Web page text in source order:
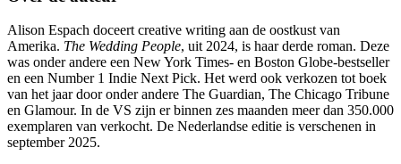
Alison Espach doceert creative writing aan de oostkust van
Amerika. The Wedding People, uit 2024, is haar derde roman. Deze
was onder andere een New York Times- en Boston Globe-bestseller
en een Number 1 Indie Next Pick. Het werd ook verkozen tot boek
van het jaar door onder andere The Guardian, The Chicago Tribune
en Glamour. In de VS zijn er binnen zes maanden meer dan 350.000
exemplaren van verkocht. De Nederlandse editie is verschenen in
september 2025.